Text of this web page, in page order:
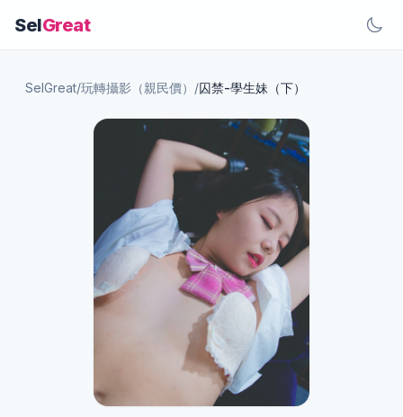
SelGreat
SelGreat/玩轉攝影（親民價） /囚禁-學生妹（下）